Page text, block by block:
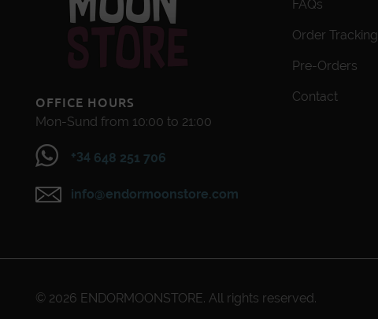
OFFICE HOURS
Mon-Sund from 10:00 to 21:00
+34 648 251 706
info@endormoonstore.com
FAQs
Order Tracking
Pre-Orders
Contact
© 2026 ENDORMOONSTORE. All rights reserved.